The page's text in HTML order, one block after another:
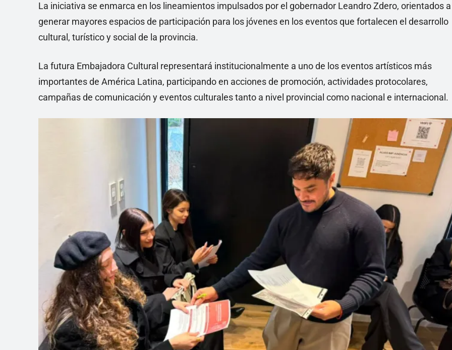
La iniciativa se enmarca en los lineamientos impulsados por el gobernador Leandro Zdero, orientados a
generar mayores espacios de participación para los jóvenes en los eventos que fortalecen el desarrollo
cultural, turístico y social de la provincia.
La futura Embajadora Cultural representará institucionalmente a uno de los eventos artísticos más
importantes de América Latina, participando en acciones de promoción, actividades protocolares,
campañas de comunicación y eventos culturales tanto a nivel provincial como nacional e internacional.